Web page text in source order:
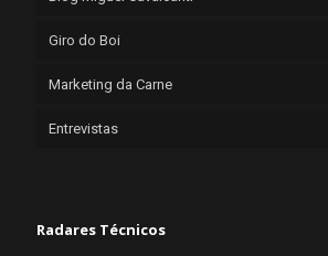
Giro do Boi
Marketing da Carne
Entrevistas
Radares Técnicos